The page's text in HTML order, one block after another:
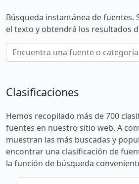
Búsqueda instantánea de fuentes.
el texto y obtendrá los resultados
Clasificaciones
Hemos recopilado más de 700
fuentes en nuestro sitio web. A
muestran las más buscadas y
encontrar una clasificación de
la función de búsqueda